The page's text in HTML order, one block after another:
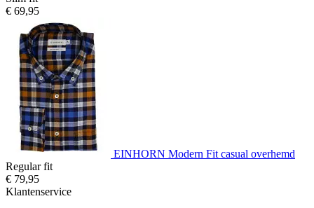
€ 69,95
EINHORN Modern Fit casual overhemd
Regular fit
€ 79,95
Klantenservice